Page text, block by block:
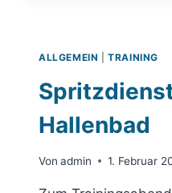
ALLGEMEIN |TRAINING
Hallenbad
Von admin 1. Februar